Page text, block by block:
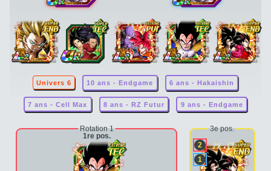
Univers 6 10 ans - Endgame 6 ans - Hakaishin
7 ans - Cell Max 8 ans - RZ Futur 9 ans - Endgame
Rotation 1
1re pos.
3e pos.
2
1